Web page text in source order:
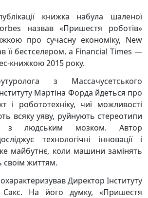
книжка набула шаленої
назвав «Пришестя роботів»
про сучасну економіку, New
її бестселером, а Financial Times —
книжкою 2015 року.
з Массачусетського
Мартіна Форда йдеться про
і робототехніку, чиї можливості
всяку уяву, руйнують стереотипи
з людським мозком. Автор
технологічні інновації і
майбутнє, коли машини замінять
своїм життям.
Директор Інституту
На його думку, «Пришестя